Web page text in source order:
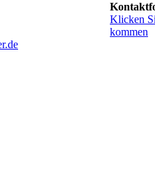
Klicken
kommen